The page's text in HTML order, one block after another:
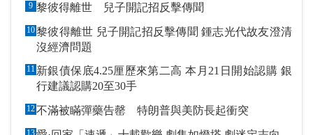
9 黎彼得離世 兒子開記招反擊傳聞
10黎彼得離世 兒子開記招反擊傳聞 鍾志光代故友澄清
沒經濟問題
11 新銀債保底4.25厘歷來第二高 本月21日開始認購 銀
行建議認購20至30手
12不滿被瞞彈藥告罄 特朗普與美防長起衝突
13